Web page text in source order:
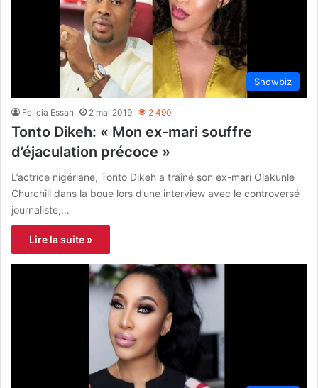
Showbiz
Felicia Essan 2 mai 2019 2 490
Tonto Dikeh: « Mon ex-mari souffre
d’éjaculation précoce »
L’actrice nigériane, Tonto Dikeh a traîné son ex-mari Olakunle
Churchill dans la boue lors d’une interview avec le controversé
journaliste,…
Lire la suite »